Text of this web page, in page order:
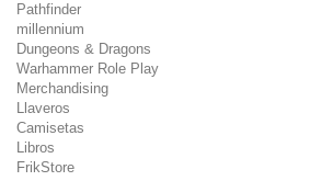
Pathfinder
millennium
Dungeons & Dragons
Warhammer Role Play
Merchandising
Llaveros
Camisetas
Libros
FrikStore